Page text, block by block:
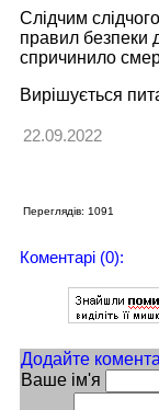
Слідчим
правил безпеки
спричинило
Вирішується
22.09.2022
Переглядів: 1091
Коментарі (0):
Додайте
Ваше ім'я